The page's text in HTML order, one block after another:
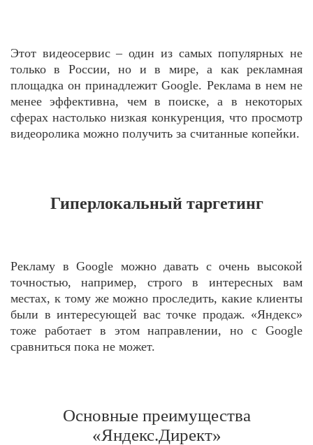
Этот видеосервис – один из самых популярных не
только в России, но и в мире, а как рекламная
площадка он принадлежит Google. Реклама в нем не
менее эффективна, чем в поиске, а в некоторых
сферах настолько низкая конкуренция, что просмотр
видеоролика можно получить за считанные копейки.
Гиперлокальный таргетинг
Рекламу в Google можно давать с очень высокой
точностью, например, строго в интересных вам
местах, к тому же можно проследить, какие клиенты
были в интересующей вас точке продаж. «Яндекс»
тоже работает в этом направлении, но с Google
сравниться пока не может.
Основные преимущества
«Яндекс.Директ»